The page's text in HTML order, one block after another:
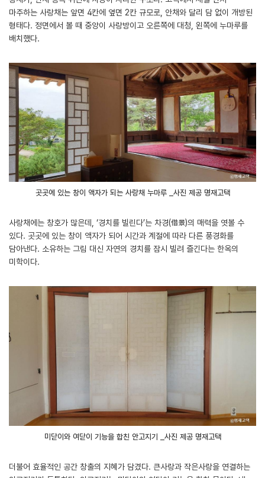
마주하는 사랑채는 앞면 4칸에 옆면 2칸 규모로, 안채와 달리 담 없이 개방된
형태다. 정면에서 볼 때 중앙이 사랑방이고 오른쪽에 대청, 왼쪽에 누마루를
배치했다.
곳곳에 있는 창이 액자가 되는 사랑채 누마루 _사진 제공 명재고택
사랑채에는 창호가 많은데, ‘경치를 빌린다’는 차경(借景)의 매력을 엿볼 수
있다. 곳곳에 있는 창이 액자가 되어 시간과 계절에 따라 다른 풍경화를
담아낸다. 소유하는 그림 대신 자연의 경치를 잠시 빌려 즐긴다는 한옥의
미학이다.
미닫이와 여닫이 기능을 합친 안고지기 _사진 제공 명재고택
더불어 효율적인 공간 창출의 지혜가 담겼다. 큰사랑과 작은사랑을 연결하는